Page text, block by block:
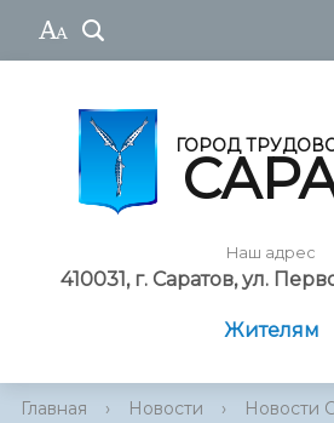
ГОРОД
Наш адрес
410031, г. Саратов, ул.
Жителям
Главная › Новости › Новости